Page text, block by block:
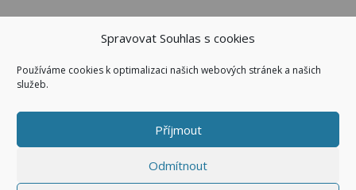
Spravovat Souhlas s cookies
Používáme cookies k optimalizaci našich webových stránek a našich
služeb.
Příjmout
Odmítnout
Odkazy